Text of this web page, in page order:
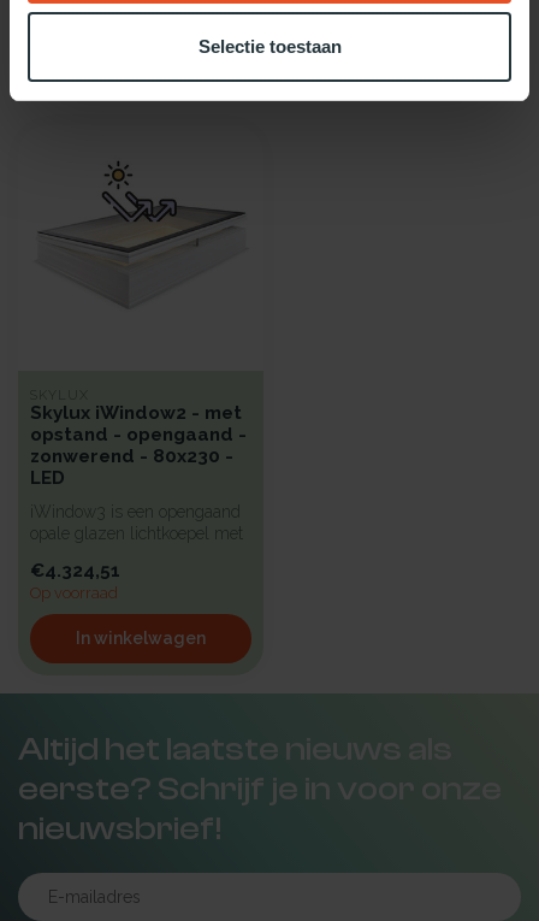
Selectie toestaan
Recent bekeken
SKYLUX
Skylux iWindow2 - met
opstand - opengaand -
zonwerend - 80x230 -
LED
iWindow3 is een opengaand
opale glazen lichtkoepel met
€4.324,51
Op voorraad
In winkelwagen
Altijd het laatste nieuws als
eerste? Schrijf je in voor onze
nieuwsbrief!